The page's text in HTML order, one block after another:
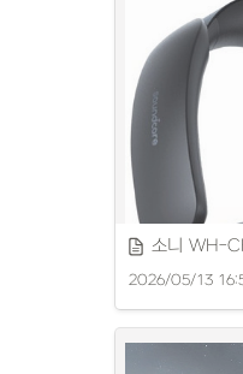
에코비 미니피씨
소니 WH-
2026/05/13